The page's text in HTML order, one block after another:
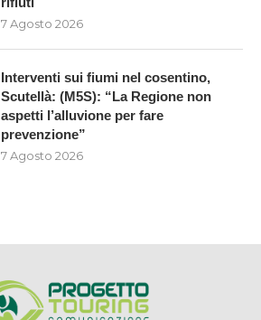
7 Agosto 2026
Interventi sui fiumi nel cosentino,
Scutellà: (M5S): “La Regione non
aspetti l’alluvione per fare
prevenzione”
7 Agosto 2026